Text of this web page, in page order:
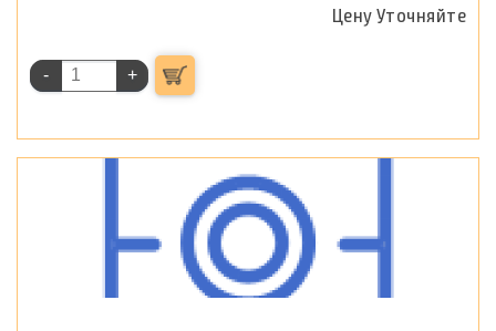
Цену Уточняйте
- +